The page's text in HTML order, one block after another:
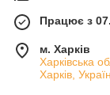
Працює з
м. Харків
Харківська
Харків,